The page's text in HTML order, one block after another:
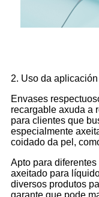
2. Uso da aplicación
Envases
recargable axuda a
para clientes que
especialmente
coidado da pel,
Apto para
axeitado para
diversos produtos
garante que pode